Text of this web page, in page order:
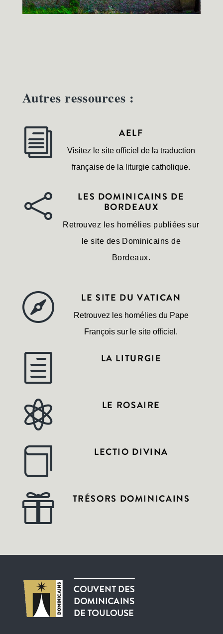
Autres ressources :
i AELF
Visitez le site officiel de la traduction
française de la liturgie catholique.

LES DOMINICAINS DE
BORDEAUX
Retrouvez les homélies publiées sur
le site des Dominicains de
Bordeaux.
 LE SITE DU VATICAN
Retrouvez les homélies du Pape
François sur le site officiel.
h LA LITURGIE
 LE ROSAIRE
 LECTIO DIVINA
 TRÉSORS DOMINICAINS